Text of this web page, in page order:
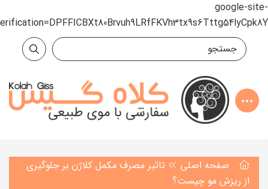
google-site-
صفحه اصلی
تاثیر مصرف مکمل کلاژن بر جلوگیری
از ریزش مو چیست؟